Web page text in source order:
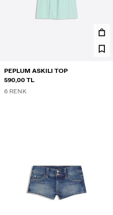
PEPLUM ASKILI TOP
590,00 TL
6 RENK